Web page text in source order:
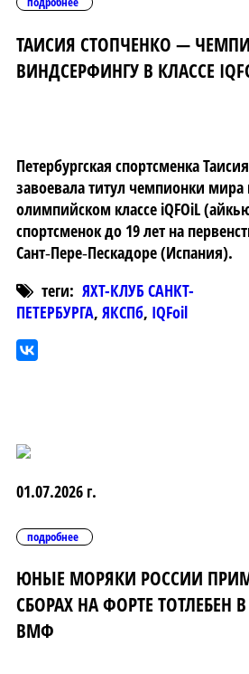
ТАИСИЯ СТОПЧЕНКО —
ВИНДСЕРФИНГУ В КЛАССЕ
Петербургская спортсменка
завоевала титул чемпионки мира
олимпийском классе iQFOiL
спортсменок до 19 лет на
Сант‑Пере‑Пескадоре (Испания).
теги: ЯХТ-КЛУБ САНКТ-
ПЕТЕРБУРГА, ЯКСПб, IQFoil
01.07.2026 г.
подробнее
ЮНЫЕ МОРЯКИ РОССИИ
СБОРАХ НА ФОРТЕ ТОТЛЕБЕН
ВМФ